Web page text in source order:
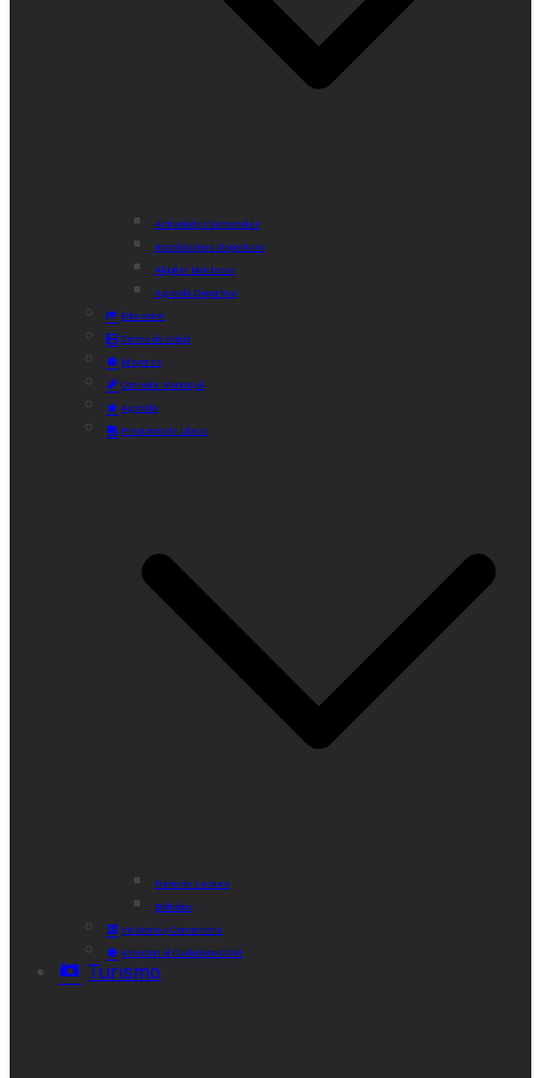
Actividades Semanales
Instalaciones Deportivas
Alquiler Bicicletas
Agenda Deportiva
Educación
Centro de Salud
Mayores
Comedor Municipal
Agenda
Préstamo de Libros
Punto de Lectura
Bibliobús
Velatorio y Cementerio
Atención al Ciudadano CAM
Turismo